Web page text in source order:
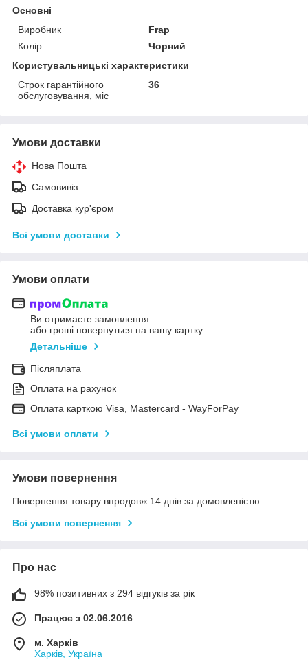
Основні
Виробник
Frap
Колір
Чорний
Користувальницькі характеристики
Строк гарантійного
обслуговування, міс
36
Умови доставки
Нова Пошта
Самовивіз
Доставка кур'єром
Всі умови доставки
Умови оплати
Ви отримаєте замовлення
або гроші повернуться на вашу картку
Детальніше
Післяплата
Оплата на рахунок
Оплата карткою Visa, Mastercard - WayForPay
Всі умови оплати
Умови повернення
Повернення товару впродовж 14 днів за домовленістю
Всі умови повернення
Про нас
98% позитивних з 294 відгуків за рік
Працює з 02.06.2016
м. Харків
Харків, Україна